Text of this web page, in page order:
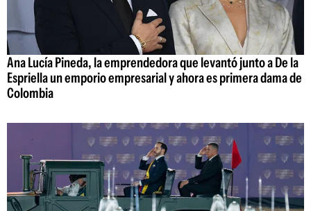
Ana Lucía Pineda, la emprendedora que levantó junto a De la
Espriella un emporio empresarial y ahora es primera dama de
Colombia